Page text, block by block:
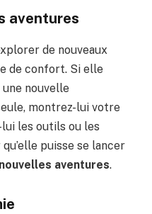
aventures
de nouveaux
de confort. Si elle
nouvelle
montrez-lui votre
les outils ou les
puisse se lancer
nouvelles aventures.